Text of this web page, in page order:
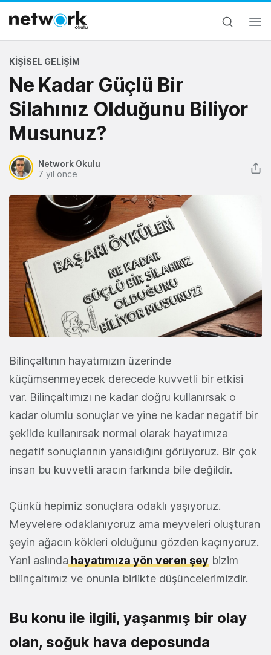
KIŞISEL GELIŞIM
Ne Kadar Güçlü Bir
Silahınız Olduğunu Biliyor
Musunuz?
Network Okulu
7 yıl önce
Bilinçaltının hayatımızın üzerinde
küçümsenmeyecek derecede kuvvetli bir etkisi
var. Bilinçaltımızı ne kadar doğru kullanırsak o
kadar olumlu sonuçlar ve yine ne kadar negatif bir
şekilde kullanırsak normal olarak hayatımıza
negatif sonuçlarının yansıdığını görüyoruz. Bir çok
insan bu kuvvetli aracın farkında bile değildir.
Çünkü hepimiz sonuçlara odaklı yaşıyoruz.
Meyvelere odaklanıyoruz ama meyveleri oluşturan
şeyin ağacın kökleri olduğunu gözden kaçırıyoruz.
Yani aslında hayatımıza yön veren şey bizim
bilinçaltımız ve onunla birlikte düşüncelerimizdir.
Bu konu ile ilgili, yaşanmış bir olay
olan, soğuk hava deposunda